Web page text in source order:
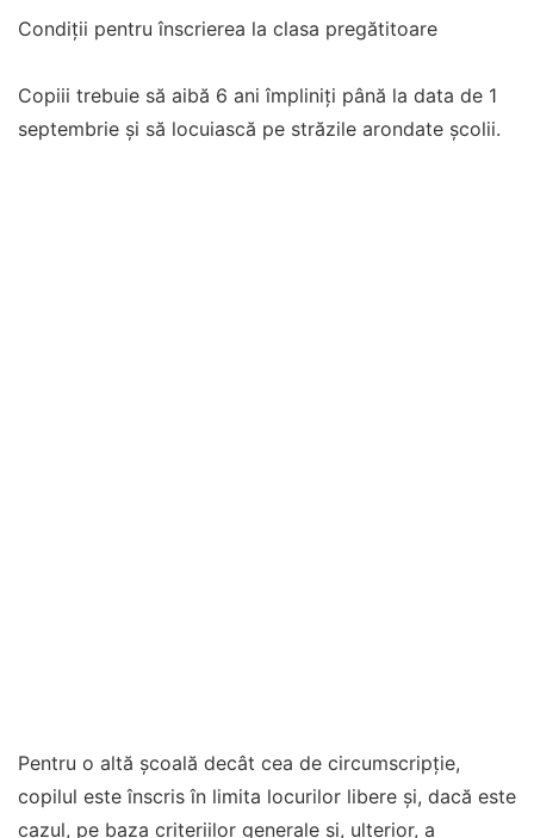
Condiții pentru înscrierea la clasa pregătitoare
Copiii trebuie să aibă 6 ani împliniți până la data de 1
septembrie și să locuiască pe străzile arondate școlii.
Pentru o altă școală decât cea de circumscripţie,
copilul este înscris în limita locurilor libere şi, dacă este
cazul, pe baza criteriilor generale şi, ulterior, a